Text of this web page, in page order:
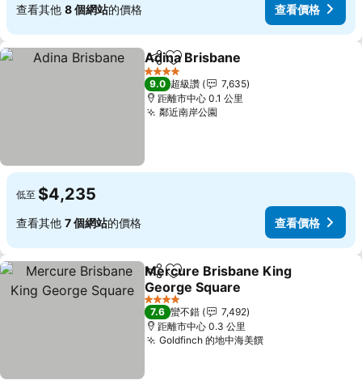
查看其他 8 個網站的價格 查看價格
分享 加入我的最愛
Adina Brisbane
4 星級
9.0 超級讚
7,635
距離市中心 0.1 公里
鄰近南岸公園
低至 $4,235
查看其他 7 個網站的價格 查看價格
分享 加入我的最愛
Mercure Brisbane King
George Square
4 星級
7.6 蠻不錯
7,492
距離市中心 0.3 公里
Goldfinch 的地中海美饌